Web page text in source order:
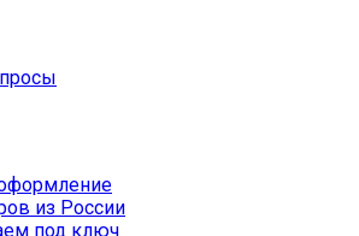
из России
под ключ